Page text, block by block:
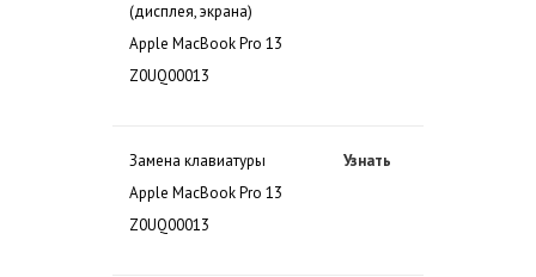
(дисплея, экрана)
Apple MacBook Pro 13
Z0UQ00013
Замена клавиатуры
Apple MacBook Pro 13
Z0UQ00013
Узнать